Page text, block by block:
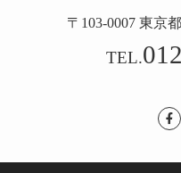
〒103-0007 東京
TEL.